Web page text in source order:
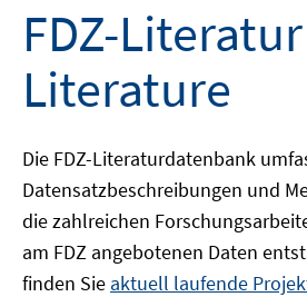
FDZ-
Literature
Die FDZ-Literaturdatenbank
Datensatzbeschreibungen und
die zahlreichen
am FDZ angebotenen Daten
finden Sie aktuell laufende